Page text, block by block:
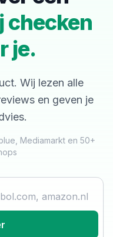
checken
je.
Wij lezen alle
en geven je
Mediamarkt en 50+